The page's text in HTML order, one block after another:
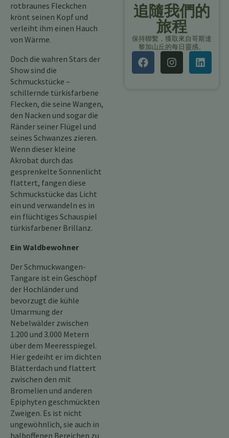
rotbraunes Fleckchen
krönt seinen Kopf und
verleiht ihm einen Hauch
von Wärme.
Doch die wahren Stars der
Show sind die
Schmuckstücke –
schillernde türkisfarbene
Flecken, die seine Wangen,
den Nacken und sogar die
Ränder seiner Flügel und
seines Schwanzes zieren.
Wenn dieser kleine
Akrobat durch das
gesprenkelte Sonnenlicht
flattert, fangen diese
Schmuckstücke das Licht
ein und verwandeln es in
ein flüchtiges Schauspiel
türkisfarbener Brillanz.
Ein Waldbewohner
Der Schmuckwangen-
Tangare ist ein Geschöpf
der Hochländer und
bevorzugt die kühle
Umarmung der
Nebelwälder zwischen
1.200 und 3.000 Metern
über dem Meeresspiegel.
Hier gedeiht er im dichten
Blätterdach und flattert
zwischen den mit
Bromelien und anderen
Epiphyten geschmückten
Zweigen. Es ist nicht
ungewöhnlich, sie auch in
halboffenen Bereichen zu
追隨我們的
旅程
保持聯繫，獲取來自哥斯達
黎加山丘的每日靈感。